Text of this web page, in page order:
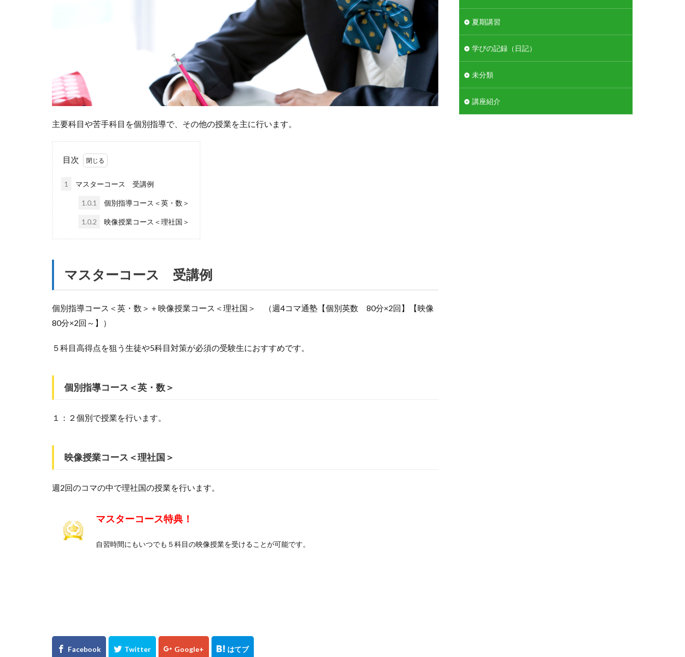
主要科目や苦手科目を個別指導で、その他の授業を主に行います。
目次
1 マスターコース 受講例
1.0.1 個別指導コース＜英・数＞
1.0.2 映像授業コース＜理社国＞
マスターコース 受講例
個別指導コース＜英・数＞＋映像授業コース＜理社国＞ （週4コマ通塾【個別英数 80分×2回】【映像
80分×2回～】）
５科目高得点を狙う生徒や5科目対策が必須の受験生におすすめです。
個別指導コース＜英・数＞
１：２個別で授業を行います。
映像授業コース＜理社国＞
週2回のコマの中で理社国の授業を行います。
マスターコース特典！
自習時間にもいつでも５科目の映像授業を受けることが可能です。
夏期講習
学びの記録（日記）
未分類
講座紹介